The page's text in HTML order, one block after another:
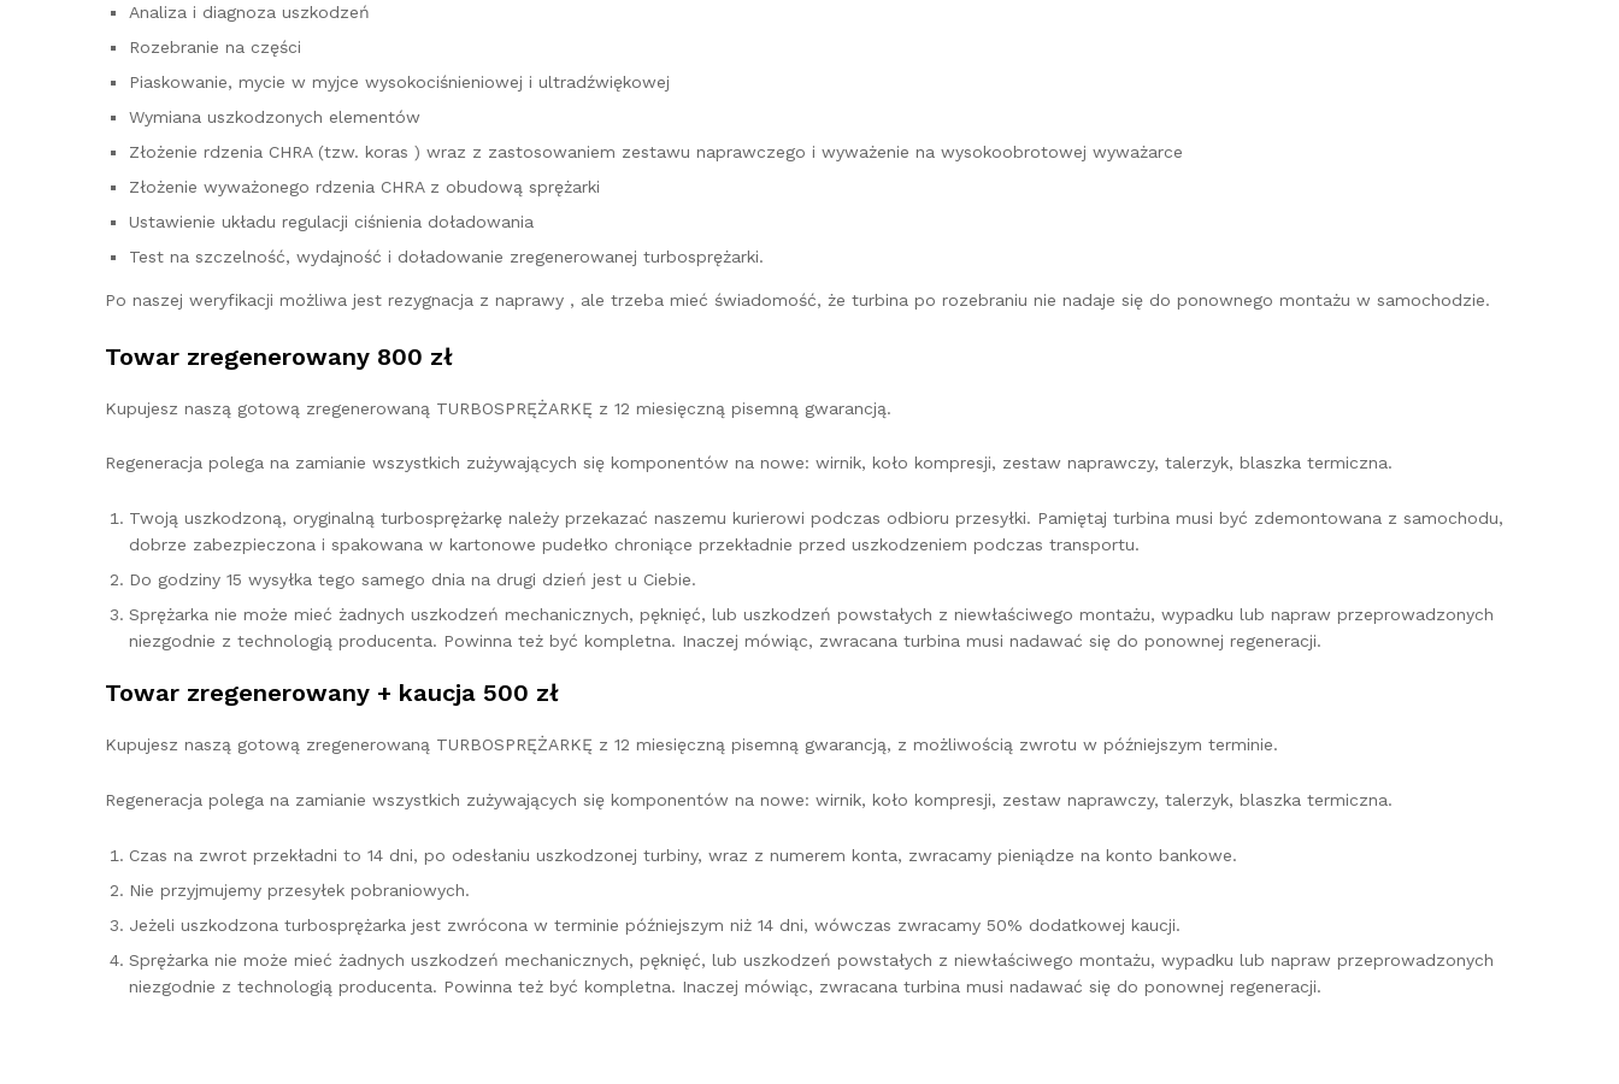
Analiza i diagnoza uszkodzeń
Rozebranie na części
Piaskowanie, mycie w myjce wysokociśnieniowej i ultradźwiękowej
Wymiana uszkodzonych elementów
Złożenie rdzenia CHRA (tzw. koras ) wraz z zastosowaniem zestawu naprawczego i wyważenie na wysokoobrotowej wyważarce
Złożenie wyważonego rdzenia CHRA z obudową sprężarki
Ustawienie układu regulacji ciśnienia doładowania
Test na szczelność, wydajność i doładowanie zregenerowanej turbosprężarki.
Po naszej weryfikacji możliwa jest rezygnacja z naprawy , ale trzeba mieć świadomość, że turbina po rozebraniu nie nadaje się do ponownego montażu w samochodzie.
Towar zregenerowany 800 zł
Kupujesz naszą gotową zregenerowaną TURBOSPRĘŻARKĘ z 12 miesięczną pisemną gwarancją.
Regeneracja polega na zamianie wszystkich zużywających się komponentów na nowe: wirnik, koło kompresji, zestaw naprawczy, talerzyk, blaszka termiczna.
Twoją uszkodzoną, oryginalną turbosprężarkę należy przekazać naszemu kurierowi podczas odbioru przesyłki. Pamiętaj turbina musi być zdemontowana z samochodu,
dobrze zabezpieczona i spakowana w kartonowe pudełko chroniące przekładnie przed uszkodzeniem podczas transportu.
Do godziny 15 wysyłka tego samego dnia na drugi dzień jest u Ciebie.
Sprężarka nie może mieć żadnych uszkodzeń mechanicznych, pęknięć, lub uszkodzeń powstałych z niewłaściwego montażu, wypadku lub napraw przeprowadzonych
niezgodnie z technologią producenta. Powinna też być kompletna. Inaczej mówiąc, zwracana turbina musi nadawać się do ponownej regeneracji.
Towar zregenerowany + kaucja 500 zł
Kupujesz naszą gotową zregenerowaną TURBOSPRĘŻARKĘ z 12 miesięczną pisemną gwarancją, z możliwością zwrotu w późniejszym terminie.
Regeneracja polega na zamianie wszystkich zużywających się komponentów na nowe: wirnik, koło kompresji, zestaw naprawczy, talerzyk, blaszka termiczna.
Czas na zwrot przekładni to 14 dni, po odesłaniu uszkodzonej turbiny, wraz z numerem konta, zwracamy pieniądze na konto bankowe.
Nie przyjmujemy przesyłek pobraniowych.
Jeżeli uszkodzona turbosprężarka jest zwrócona w terminie późniejszym niż 14 dni, wówczas zwracamy 50% dodatkowej kaucji.
Sprężarka nie może mieć żadnych uszkodzeń mechanicznych, pęknięć, lub uszkodzeń powstałych z niewłaściwego montażu, wypadku lub napraw przeprowadzonych
niezgodnie z technologią producenta. Powinna też być kompletna. Inaczej mówiąc, zwracana turbina musi nadawać się do ponownej regeneracji.